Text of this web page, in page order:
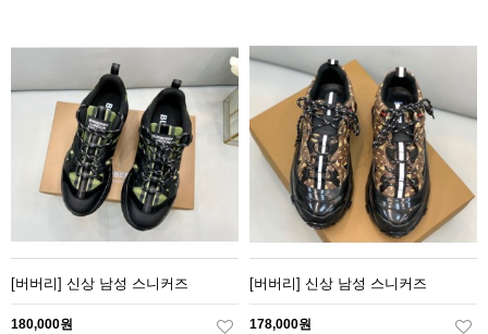
[버버리] 신상 남성 스니커즈
180,000원
[버버리] 신상 남성 스니커즈
178,000원